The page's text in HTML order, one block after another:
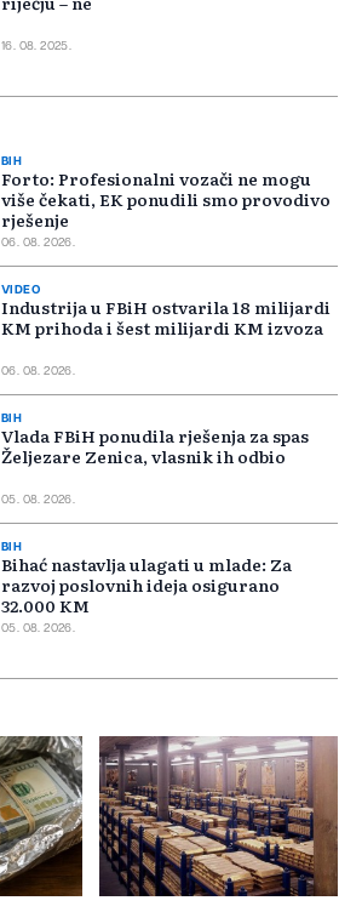
16. 08. 2025.
BIH
Forto: Profesionalni vozači ne mogu
više čekati, EK ponudili smo provodivo
rješenje
06. 08. 2026.
VIDEO
Industrija u FBiH ostvarila 18 milijardi
KM prihoda i šest milijardi KM izvoza
06. 08. 2026.
BIH
Vlada FBiH ponudila rješenja za spas
Željezare Zenica, vlasnik ih odbio
05. 08. 2026.
BIH
Bihać nastavlja ulagati u mlade: Za
razvoj poslovnih ideja osigurano
32.000 KM
05. 08. 2026.